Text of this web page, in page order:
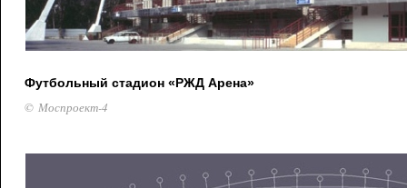
Футбольный стадион «РЖД Арена»
© Моспроект-4